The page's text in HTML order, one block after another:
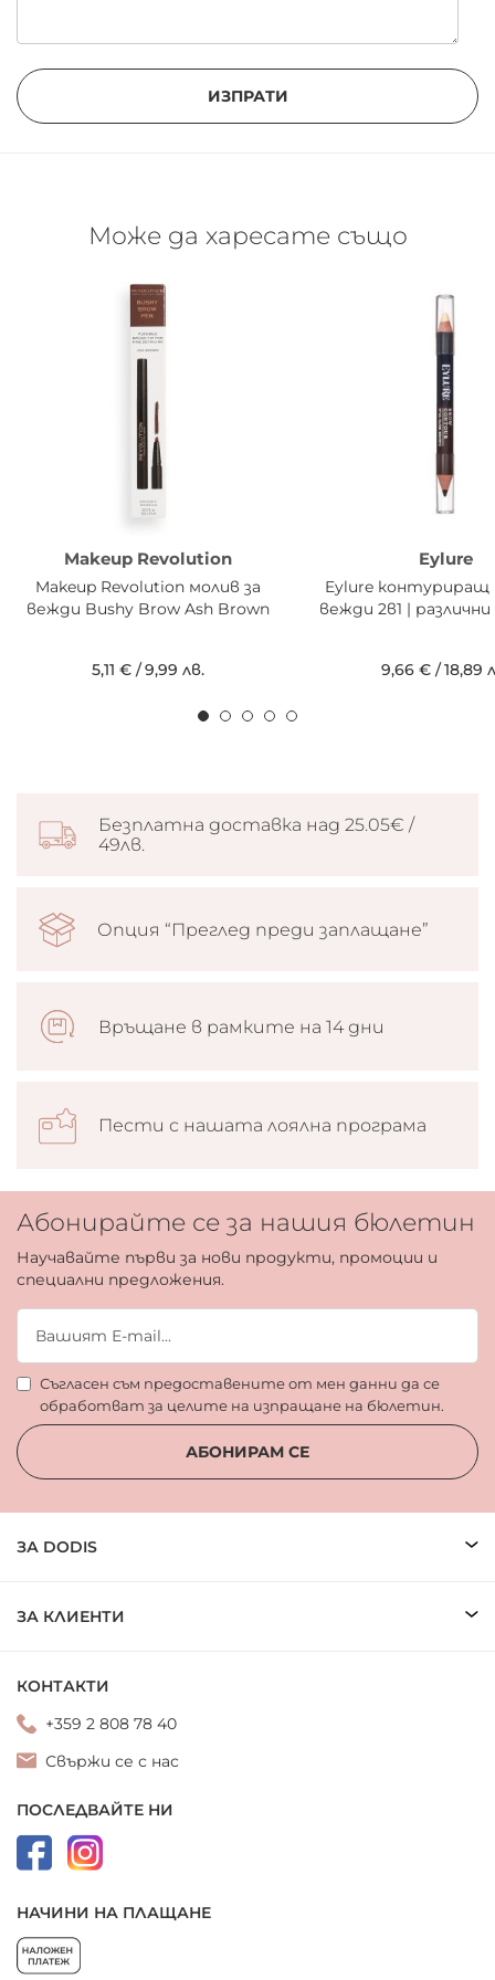
ИЗПРАТИ
Може да харесате също
Makeup Revolution
Makeup Revolution молив за
вежди Bushy Brow Ash Brown
5,11 € /9,99 лв.
Eylure
Eylure контуриращ
вежди 2в1 |
9,66 € /18,89
Безплатна доставка над 25.05€ /
49лв.
Опция “Преглед преди заплащане”
Връщане в рамките на 14 дни
Пести с нашата лоялна програма
Абонирайте се за нашия бюлетин
Научавайте първи за нови продукти, промоции и
специални предложения.
Съгласен съм предоставените от мен данни да се
обработват за целите на изпращане на бюлетин.
АБОНИРАМ СЕ
ЗА DODIS
ЗА КЛИЕНТИ
КОНТАКТИ
+359 2 808 78 40
Свържи се с нас
ПОСЛЕДВАЙТЕ НИ
НАЧИНИ НА ПЛАЩАНЕ